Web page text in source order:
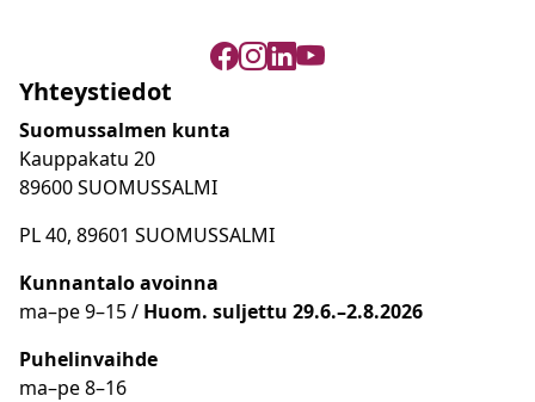
Yhteystiedot
Suomussalmen kunta
Kauppakatu 20
89600 SUOMUSSALMI
PL 40, 89601 SUOMUSSALMI
Kunnantalo avoinna
ma–pe 9–15 / Huom. suljettu 29.6.–2.8.2026
Puhelinvaihde
ma–pe 8–16